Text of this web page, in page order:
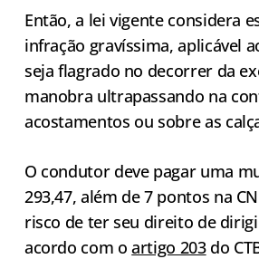
Então, a lei vigente considera
infração gravíssima, aplicável
seja flagrado no decorrer da
manobra ultrapassando na
acostamentos ou sobre as
O condutor deve pagar uma
293,47, além de 7 pontos na
risco de ter seu direito de
acordo com oartigo 203do